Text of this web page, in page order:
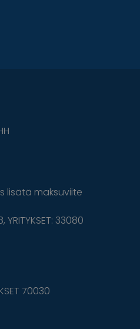
lisätä maksuviite
33080
70030